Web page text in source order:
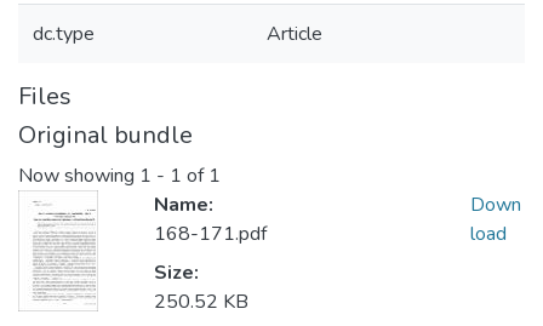
dc.type Article
Files
Original bundle
Now showing 1 - 1 of 1
Name:
168-171.pdf
Size:
250.52 KB
Down
load